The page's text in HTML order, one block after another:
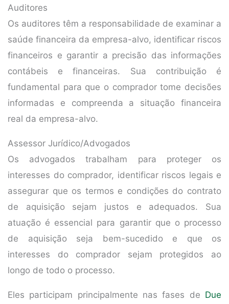
Auditores
Os auditores têm a responsabilidade de examinar a
saúde financeira da empresa-alvo, identificar riscos
financeiros e garantir a precisão das informações
contábeis e financeiras. Sua contribuição é
fundamental para que o comprador tome decisões
informadas e compreenda a situação financeira
real da empresa-alvo.
Assessor Jurídico/Advogados
Os advogados trabalham para proteger os
interesses do comprador, identificar riscos legais e
assegurar que os termos e condições do contrato
de aquisição sejam justos e adequados. Sua
atuação é essencial para garantir que o processo
de aquisição seja bem-sucedido e que os
interesses do comprador sejam protegidos ao
longo de todo o processo.
Eles participam principalmente nas fases de Due